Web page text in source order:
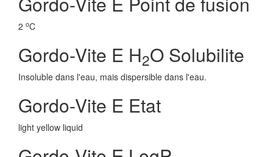
2 oC
Gordo-Vite E H2O Solubilite
Insoluble dans l'eau, mais dispersible dans l'eau.
Gordo-Vite E Etat
light yellow liquid